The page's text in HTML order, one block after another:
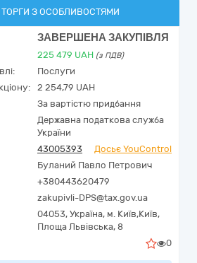
ТОРГИ З ОСОБЛИВОСТЯМИ
ЗАВЕРШЕНА ЗАКУПІВЛЯ
225 479 UAH (з ПДВ)
Послуги
2 254,79 UAH
За вартістю придбання
Державна податкова служба
України
43005393
Досьє YouControl
Буланий Павло Петрович
+380443620479
zakupivli-DPS@tax.gov.ua
04053, Україна, м. Київ,Київ,
Площа Львівська, 8
0